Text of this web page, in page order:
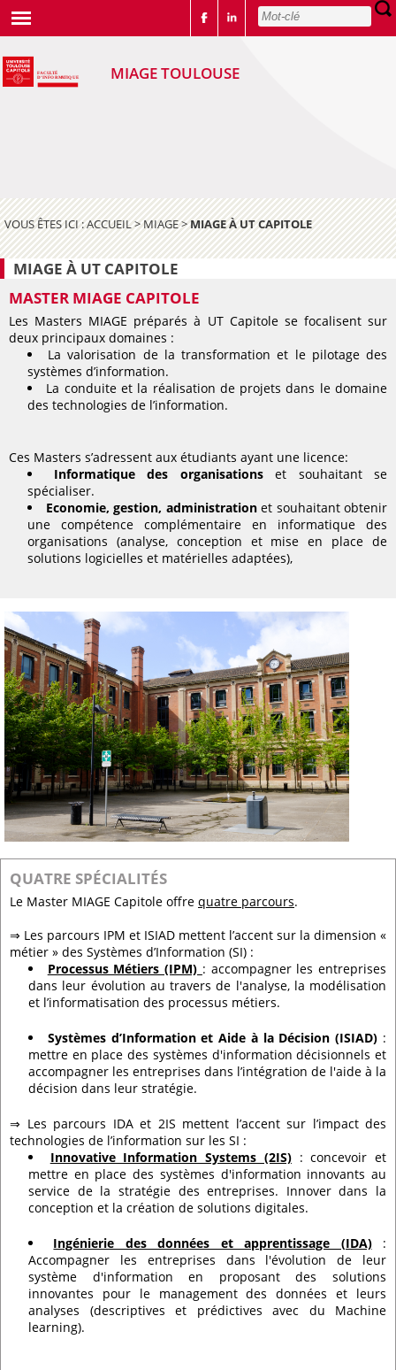
MIAGE TOULOUSE
VOUS ÊTES ICI :ACCUEIL>MIAGE>MIAGE À UT CAPITOLE
MIAGE À UT CAPITOLE
MASTER MIAGE CAPITOLE
Les Masters MIAGE préparés à UT Capitole se focalisent sur
deux principaux domaines :
La valorisation de la transformation et le pilotage des
systèmes d’information.
La conduite et la réalisation de projets dans le domaine
des technologies de l’information.
Ces Masters s’adressent aux étudiants ayant une licence:
Informatique des organisationset souhaitant se
spécialiser.
Economie, gestion, administrationet souhaitant obtenir
une compétence complémentaire en informatique des
organisations (analyse, conception et mise en place de
solutions logicielles et matérielles adaptées),
QUATRE SPÉCIALITÉS
Le Master MIAGE Capitole offre quatre parcours.
⇒ Les parcours IPM et ISIAD mettent l’accent sur la dimension «
métier » des Systèmes d’Information (SI) :
Processus Métiers (IPM) : accompagner les entreprises
dans leur évolution au travers de l'analyse, la modélisation
et l’informatisation des processus métiers.
Systèmes d’Information et Aide à la Décision (ISIAD) :
mettre en place des systèmes d'information décisionnels et
accompagner les entreprises dans l’intégration de l'aide à la
décision dans leur stratégie.
⇒ Les parcours IDA et 2IS mettent l’accent sur l’impact des
technologies de l’information sur les SI :
Innovative Information Systems (2IS): concevoir et
mettre en place des systèmes d'information innovants au
service de la stratégie des entreprises. Innover dans la
conception et la création de solutions digitales.
Ingénierie des données et apprentissage (IDA):
Accompagner les entreprises dans l'évolution de leur
système d'information en proposant des solutions
innovantes pour le management des données et leurs
analyses (descriptives et prédictives avec du Machine
learning).